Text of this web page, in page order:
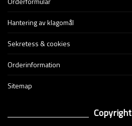
Hantering av klagomål
Sekretess & cookies
Orderinformation
Sitemap
Copyright